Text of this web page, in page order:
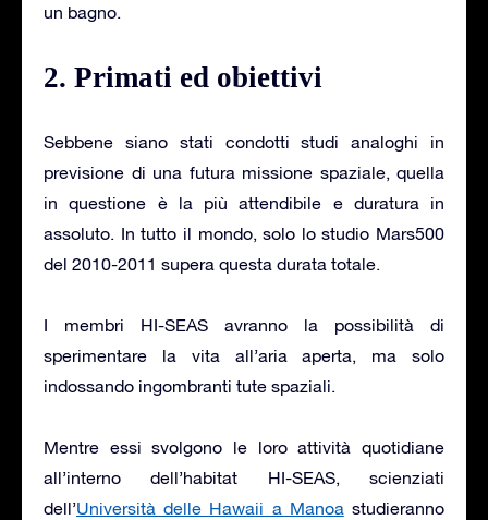
un bagno.
2. Primati ed obiettivi
Sebbene siano stati condotti studi analoghi in
previsione di una futura missione spaziale, quella
in questione è la più attendibile e duratura in
assoluto. In tutto il mondo, solo lo studio Mars500
del 2010-2011 supera questa durata totale.
I membri HI-SEAS avranno la possibilità di
sperimentare la vita all’aria aperta, ma solo
indossando ingombranti tute spaziali.
Mentre essi svolgono le loro attività quotidiane
all’interno dell’habitat HI-SEAS, scienziati
dell’Università delle Hawaii a Manoa studieranno